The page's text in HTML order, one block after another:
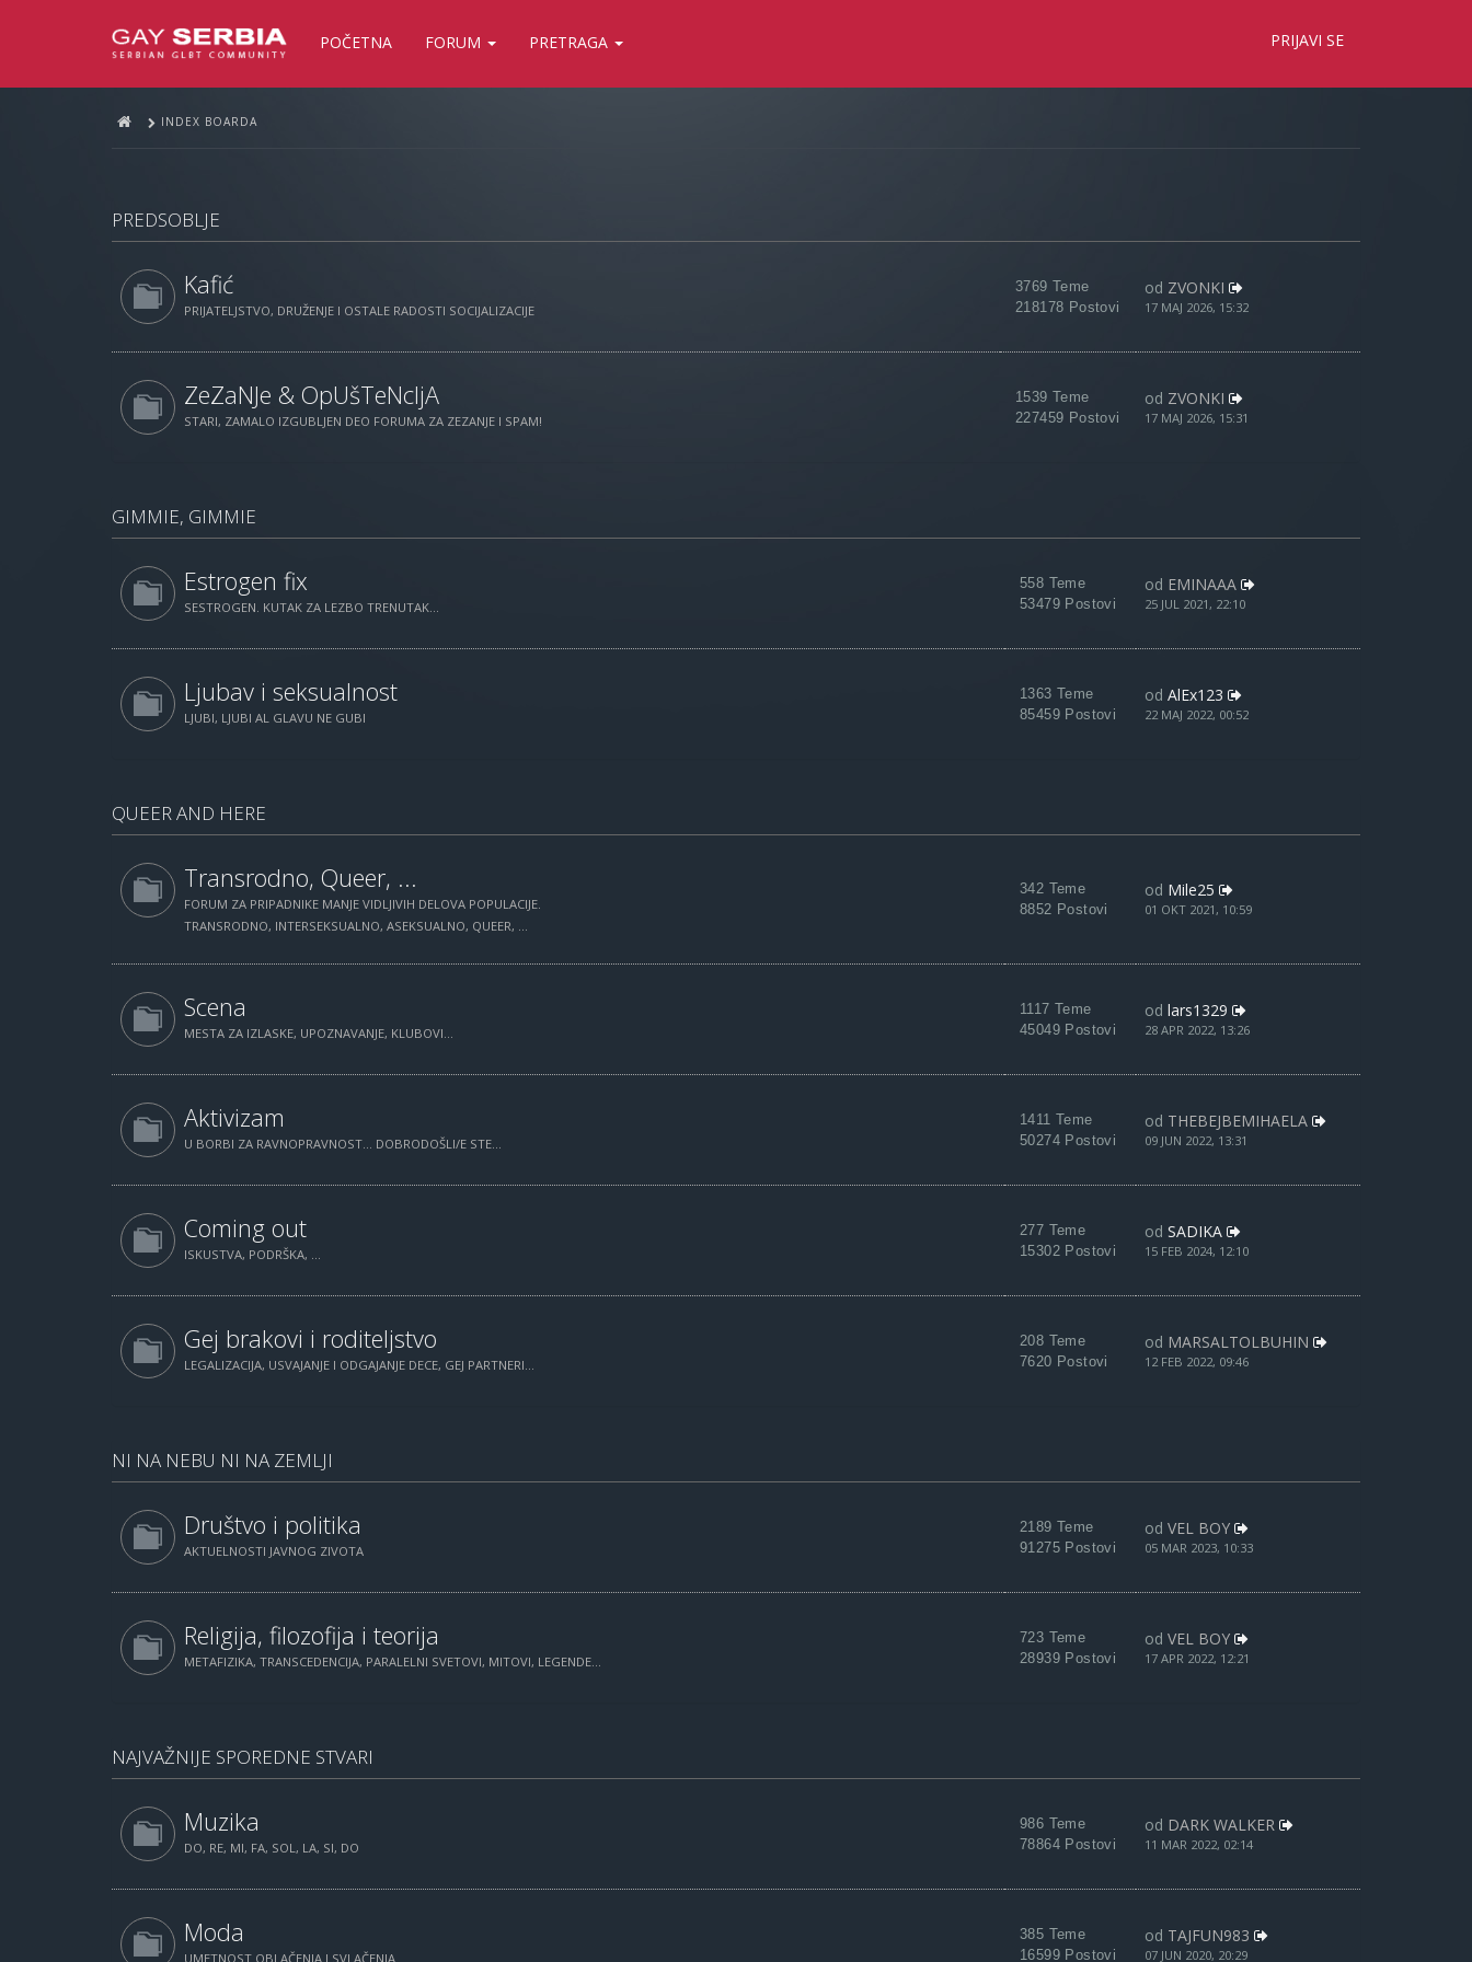
POČETNA FORUM PRETRAGA PRIJAVI SE
INDEX BOARDA
PREDSOBLJE
Kafić
PRIJATELJSTVO, DRUŽENJE I OSTALE RADOSTI SOCIJALIZACIJE
3769 Teme
218178 Postovi
od ZVONKI
17 MAJ 2026, 15:32
ZeZaNJe & OpUšTeNcIjA
STARI, ZAMALO IZGUBLJEN DEO FORUMA ZA ZEZANJE I SPAM!
1539 Teme
227459 Postovi
od ZVONKI
17 MAJ 2026, 15:31
GIMMIE, GIMMIE
Estrogen fix
SESTROGEN. KUTAK ZA LEZBO TRENUTAK...
558 Teme
53479 Postovi
od EMINAAA
25 JUL 2021, 22:10
Ljubav i seksualnost
LJUBI, LJUBI AL GLAVU NE GUBI
1363 Teme
85459 Postovi
od AlEx123
22 MAJ 2022, 00:52
QUEER AND HERE
Transrodno, Queer, ...
FORUM ZA PRIPADNIKE MANJE VIDLJIVIH DELOVA POPULACIJE.
TRANSRODNO, INTERSEKSUALNO, ASEKSUALNO, QUEER, ...
342 Teme
8852 Postovi
od Mile25
01 OKT 2021, 10:59
Scena
MESTA ZA IZLASKE, UPOZNAVANJE, KLUBOVI...
1117 Teme
45049 Postovi
od lars1329
28 APR 2022, 13:26
Aktivizam
U BORBI ZA RAVNOPRAVNOST... DOBRODOŠLI/E STE...
1411 Teme
50274 Postovi
od THEBEJBEMIHAELA
09 JUN 2022, 13:31
Coming out
ISKUSTVA, PODRŠKA, ...
277 Teme
15302 Postovi
od SADIKA
15 FEB 2024, 12:10
Gej brakovi i roditeljstvo
LEGALIZACIJA, USVAJANJE I ODGAJANJE DECE, GEJ PARTNERI...
208 Teme
7620 Postovi
od MARSALTOLBUHIN
12 FEB 2022, 09:46
NI NA NEBU NI NA ZEMLJI
Društvo i politika
AKTUELNOSTI JAVNOG ZIVOTA
2189 Teme
91275 Postovi
od VEL BOY
05 MAR 2023, 10:33
Religija, filozofija i teorija
METAFIZIKA, TRANSCEDENCIJA, PARALELNI SVETOVI, MITOVI, LEGENDE...
723 Teme
28939 Postovi
od VEL BOY
17 APR 2022, 12:21
NAJVAŽNIJE SPOREDNE STVARI
Muzika
DO, RE, MI, FA, SOL, LA, SI, DO
986 Teme
78864 Postovi
od DARK WALKER
11 MAR 2022, 02:14
Moda
UMETNOST OBLAČENJA I SVLAČENJA
385 Teme
16599 Postovi
od TAJFUN983
07 JUN 2020, 20:29